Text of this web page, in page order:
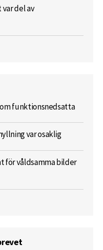
del av
funktionsnedsatta
var osaklig
för våldsamma bilder